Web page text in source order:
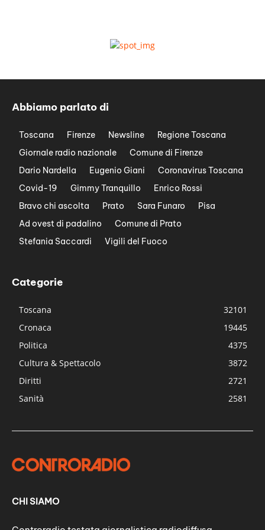
Abbiamo parlato di
Toscana Firenze Newsline
Regione Toscana
Giornale radio nazionale
Comune di Firenze
Dario Nardella
Eugenio Giani
Coronavirus Toscana
Covid-19
Gimmy Tranquillo
Enrico Rossi
Bravo chi ascolta
Prato Sara Funaro
Pisa
Ad ovest di padalino
Comune di Prato
Stefania Saccardi
Vigili del Fuoco
Categorie
Toscana
32101
Cronaca
19445
Politica
4375
Cultura & Spettacolo
3872
Diritti
2721
Sanità
2581
CHI SIAMO